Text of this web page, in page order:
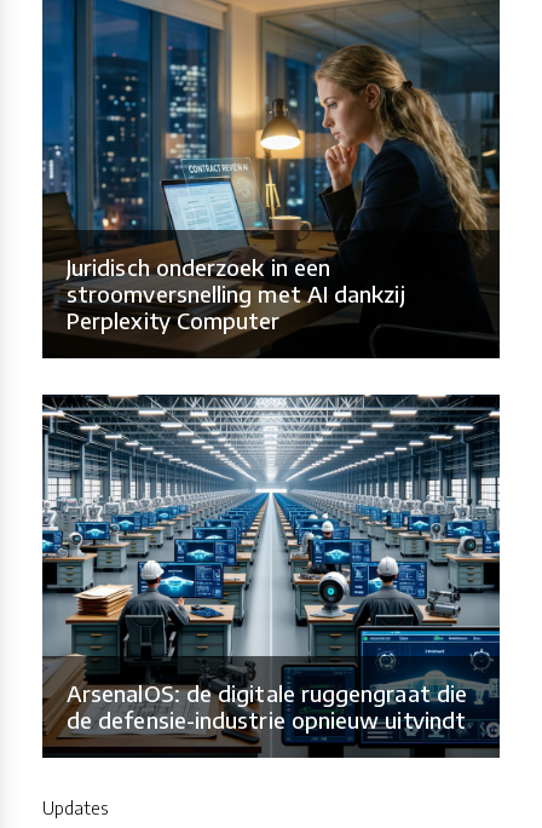
Juridisch onderzoek in een
stroomversnelling met AI dankzij
Perplexity Computer
ArsenalOS: de digitale ruggengraat die
de defensie-industrie opnieuw uitvindt
Updates